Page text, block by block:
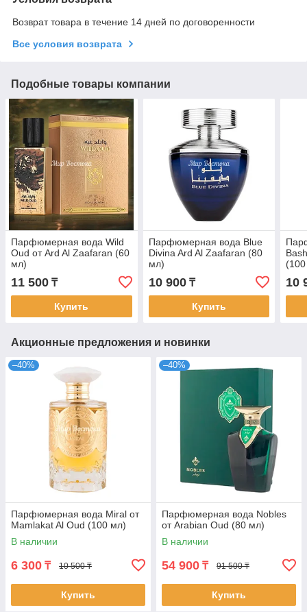
Возврат товара в течение 14 дней по договоренности
Все условия возврата
Подобные товары компании
Парфюмерная вода Wild
Oud от Ard Al Zaafaran (60
мл)
11 500 ₸
Купить
Парфюмерная вода Blue
Divina Ard Al Zaafaran (80
мл)
10 900₸
Купить
10
Акционные предложения и новинки
–40%
Парфюмерная вода Miral от
Mamlakat Al Oud (100 мл)
В наличии
6 300 ₸ 10 500 ₸
Купить
–40%
Парфюмерная вода Nobles
от Arabian Oud (80 мл)
В наличии
54 900 ₸ 91 500 ₸
Купить